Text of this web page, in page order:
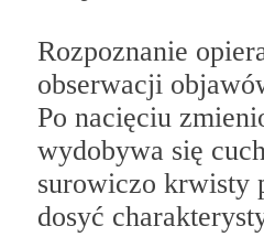
Rozpoznanie
obserwacji
Po nacięciu
wydobywa się
surowiczo krwisty
dosyć